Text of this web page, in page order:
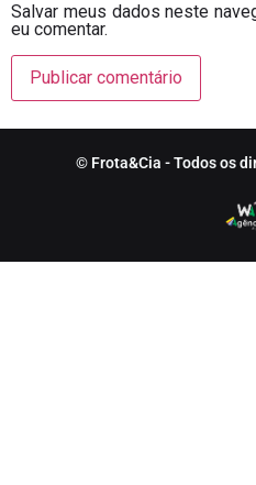
Salvar meus dados neste
eu comentar.
© Frota&Cia - Todos os